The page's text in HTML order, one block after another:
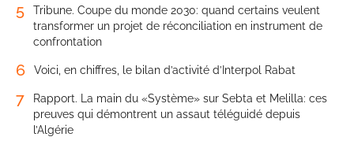
5
Tribune. Coupe du monde 2030: quand certains veulent
transformer un projet de réconciliation en instrument de
confrontation
6 Voici, en chiffres, le bilan d’activité d’Interpol Rabat
7
Rapport. La main du «Système» sur Sebta et Melilla: ces
preuves qui démontrent un assaut téléguidé depuis
l’Algérie